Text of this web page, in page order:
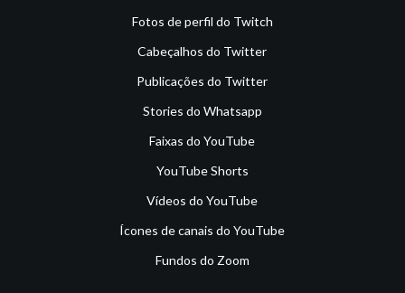
Fotos de perfil do Twitch
Cabeçalhos do Twitter
Publicações do Twitter
Stories do Whatsapp
Faixas do YouTube
YouTube Shorts
Vídeos do YouTube
Ícones de canais do YouTube
Fundos do Zoom